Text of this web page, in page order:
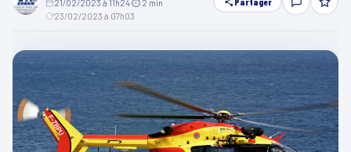
21/02/2023 à 11h24⏱ 2 min
23/02/2023 à 07h03